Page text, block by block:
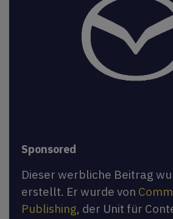
Sponsored
Dieser werbliche Beitrag
erstellt. Er wurde von
Publishing, der Unit für